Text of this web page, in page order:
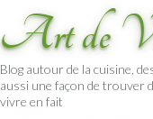
Art de
Blog autour de la cuisine,
aussi une façon de trouver
vivre en fait